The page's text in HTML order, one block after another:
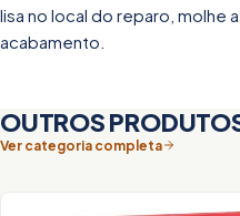
lisa no local do reparo, molhe
acabamento.
OUTROS
Ver categoria completa